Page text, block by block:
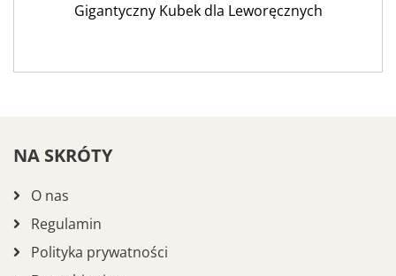
Gigantyczny Kubek dla Leworęcznych
NA SKRÓTY
O nas
Regulamin
Polityka prywatności